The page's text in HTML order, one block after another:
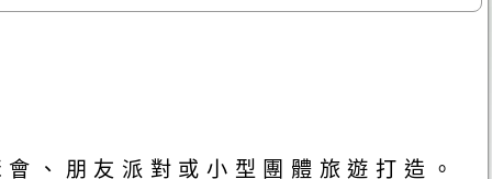
、朋友派對或小型團體旅遊打造。